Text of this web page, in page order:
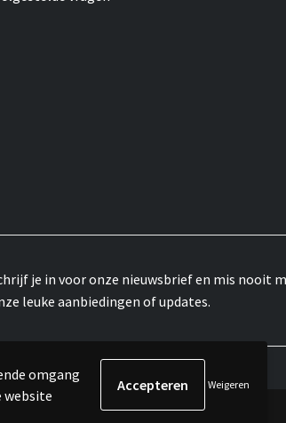
je in voor onze nieuwsbrief en mis nooit
leuke aanbiedingen of updates.
omgang
website
Weigeren